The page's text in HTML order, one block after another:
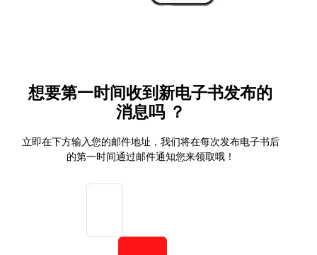
想要第一时间收到新电子书发布的
消息吗 ？
立即在下方输入您的邮件地址，我们将在每次发布电子书后
的第一时间通过邮件通知您来领取哦！